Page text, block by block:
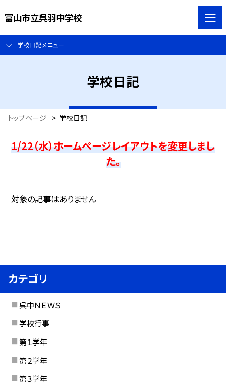
富山市立呉羽中学校
学校日記メニュー
学校日記
トップページ > 学校日記
1/22（水）ホームページレイアウトを変更しまし
た。
対象の記事はありません
カテゴリ
呉中ＮＥＷＳ
学校行事
第１学年
第２学年
第３学年